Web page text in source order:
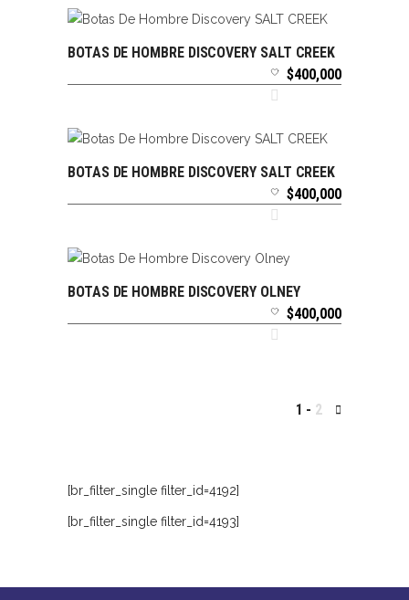
SELECCIONAR OPCIONES
BOTAS DE HOMBRE DISCOVERY SALT CREEK
$400,000
SELECCIONAR OPCIONES
BOTAS DE HOMBRE DISCOVERY SALT CREEK
$400,000
SELECCIONAR OPCIONES
BOTAS DE HOMBRE DISCOVERY OLNEY
$400,000
1 2
[br_filter_single filter_id=4192]
[br_filter_single filter_id=4193]